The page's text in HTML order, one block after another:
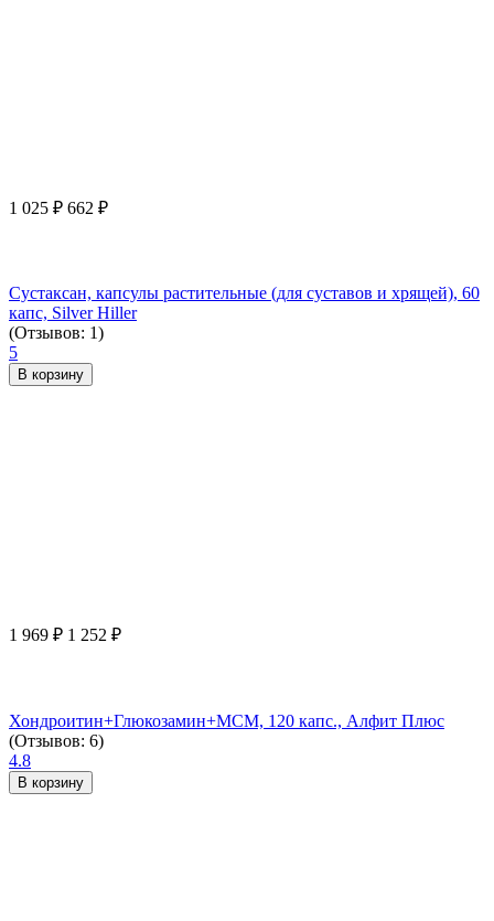
1 025 ₽ 662 ₽
Сустаксан, капсулы растительные (для суставов и хрящей), 60
капс, Silver Hiller
(Отзывов: 1)
5
В корзину
1 969 ₽ 1 252 ₽
Хондроитин+Глюкозамин+МСМ, 120 капс., Алфит Плюс
(Отзывов: 6)
4.8
В корзину